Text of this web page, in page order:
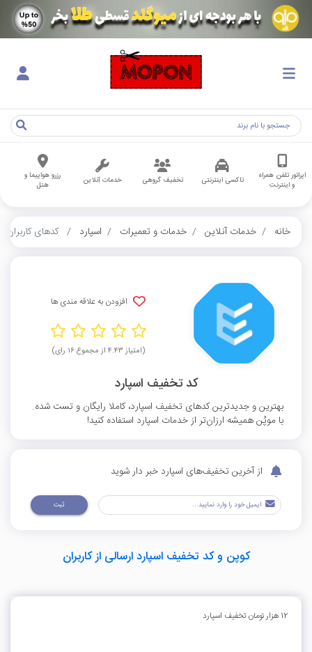
اپراتور تلفن همراه
و اینترنت
تاکسی اینترنتی تخفیف گروهی خدمات آنلاین
رزرو هواپیما و
هتل
خانه خدمات آنلاین خدمات و تعمیرات اسپارد کدهای کاربران
افزودن به علاقه مندی ها
(امتیاز ۴.۴۳ از مجموع ۱۶ رای)
کد تخفیف اسپارد
بهترین و جدیدترین کدهای تخفیف اسپارد، کاملا رایگان و تست شده.
با موپُن همیشه ارزان‌تر از خدمات اسپارد استفاده کنید!
از آخرین تخفیف‌های اسپارد خبر دار شوید
ثبت
کوپن و کد تخفیف اسپارد ارسالی از کاربران
12 هزار تومان تخفیف اسپارد